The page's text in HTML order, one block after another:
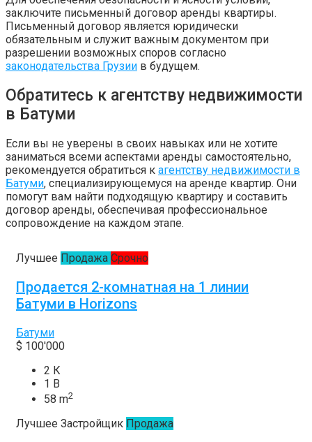
заключите письменный договор аренды квартиры.
Письменный договор является юридически
обязательным и служит важным документом при
разрешении возможных споров согласно
законодательства Грузии в будущем.
Обратитесь к агентству недвижимости
в Батуми
Если вы не уверены в своих навыках или не хотите
заниматься всеми аспектами аренды самостоятельно,
рекомендуется обратиться к агентству недвижимости в
Батуми, специализирующемуся на аренде квартир. Они
помогут вам найти подходящую квартиру и составить
договор аренды, обеспечивая профессиональное
сопровождение на каждом этапе.
Лучшее Продажа Срочно
Продается 2-комнатная на 1 линии
Батуми в Horizons
Батуми
$ 100'000
2 К
1 В
58 m2
Лучшее Застройщик Продажа